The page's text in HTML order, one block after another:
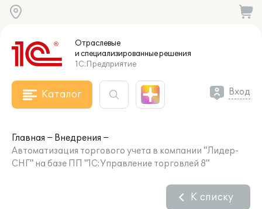
Отраслевые
и специализированныерешения
1С:Предприятие
Каталог Вход
Главная
Внедрения
Автоматизация торгового учета в компании "Лидер-
СНГ" на базе ПП "1С:Управление торговлей 8"
К списку